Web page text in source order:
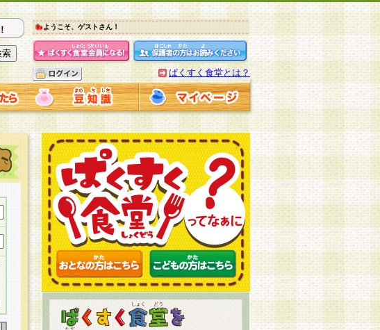
ようこそ、ゲストさん！
ぱくすく食堂とは？